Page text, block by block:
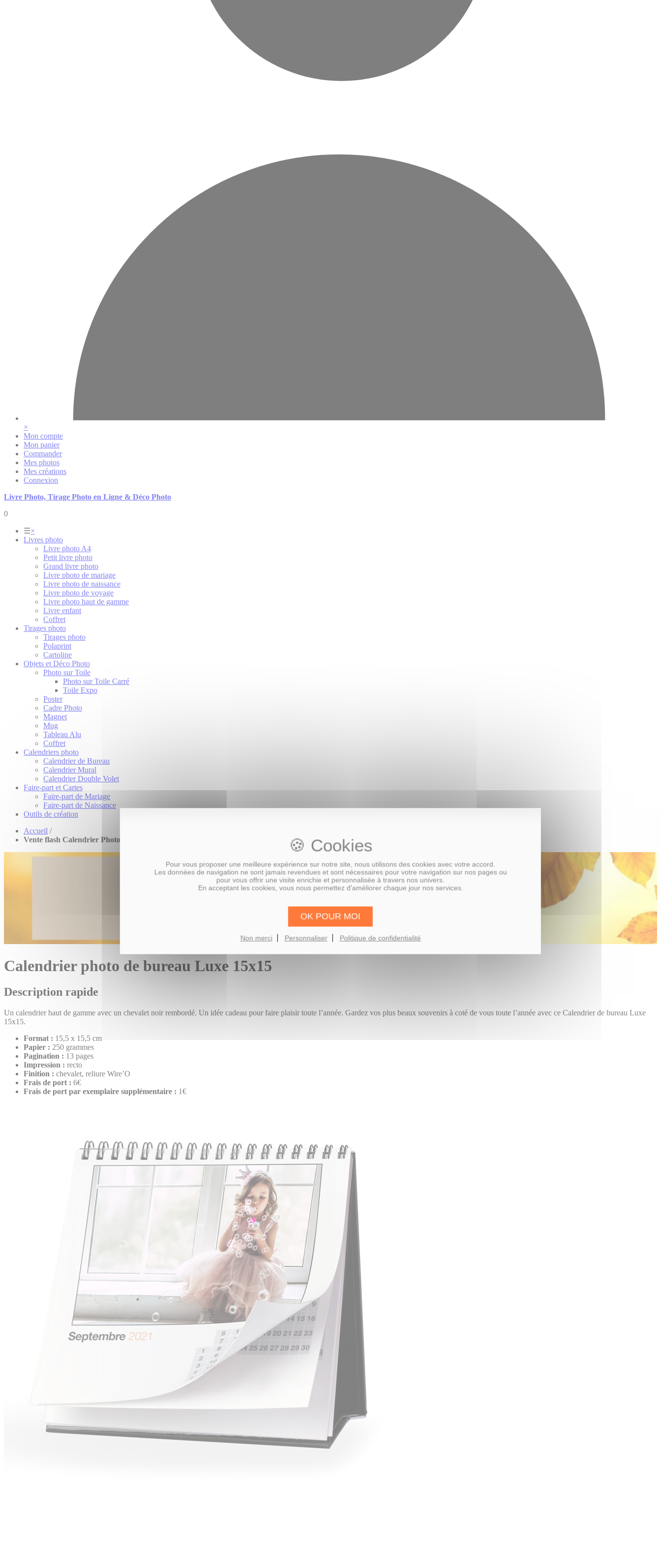
Pour vous proposer une meilleure expérience sur notre site, nous utilisons des cookies avec votre accord.
Les données de navigation ne sont jamais revendues et sont nécessaires pour votre navigation sur nos pages ou
pour vous offrir une visite enrichie et personnalisée à travers nos univers.
En acceptant les cookies, vous nous permettez d'améliorer chaque jour nos services.
OK POUR MOI
Non merci Personnaliser Politique de confidentialité
×
Mon compte
Mon panier
Commander
Mes photos
Mes créations
Connexion
Livre Photo, Tirage Photo en Ligne & Déco Photo
0
☰×
Livres photo
Livre photo A4
Petit livre photo
Grand livre photo
Livre photo de mariage
Livre photo de naissance
Livre photo de voyage
Livre photo haut de gamme
Livre enfant
Coffret
Tirages photo
Tirages photo
Polaprint
Cartoline
Objets et Déco Photo
Photo sur Toile
Photo sur Toile Carré
Toile Expo
Poster
Cadre Photo
Magnet
Mug
Tableau Alu
Coffret
Calendriers photo
Calendrier de Bureau
Calendrier Mural
Calendrier Double Volet
Faire-part et Cartes
Faire-part de Mariage
Faire-part de Naissance
Outils de création
Accueil /
Vente flash Calendrier Photo de Bureau 15x15
Calendrier photo de bureau Luxe 15x15
Description rapide
Un calendrier haut de gamme avec un chevalet noir rembordé. Un idée cadeau pour faire plaisir toute l’année. Gardez vos plus beaux souvenirs à coté de vous toute l’année avec ce Calendrier de bureau Luxe
15x15.
Format : 15,5 x 15,5 cm
Papier : 250 grammes
Pagination : 13 pages
Impression : recto
Finition : chevalet, reliure Wire’O
Frais de port : 6€
Frais de port par exemplaire supplémentaire : 1€